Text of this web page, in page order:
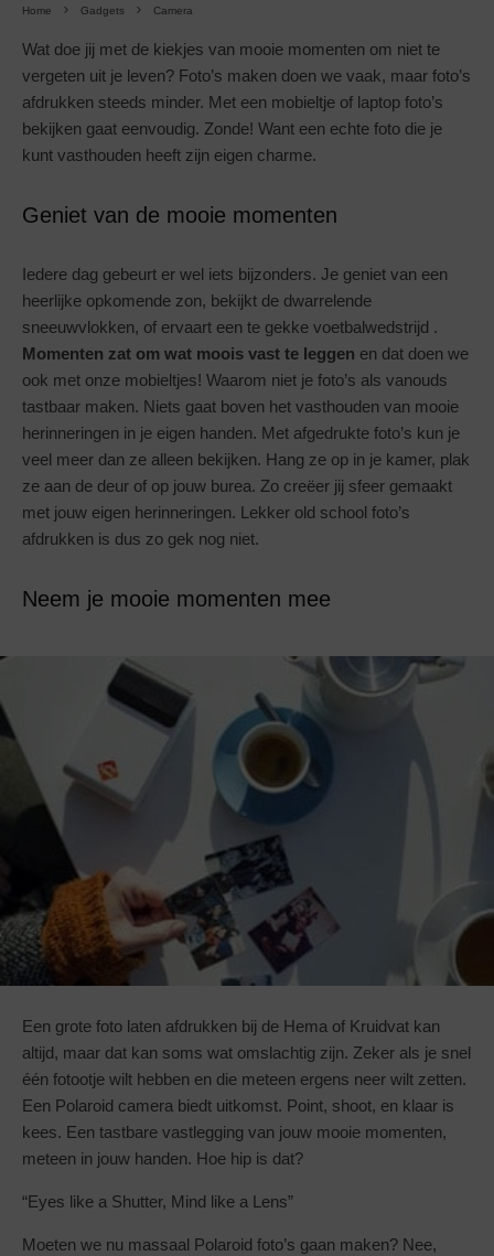
Home Gadgets Camera
Wat doe jij met de kiekjes van mooie momenten om niet te
vergeten uit je leven? Foto’s maken doen we vaak, maar foto’s
afdrukken steeds minder. Met een mobieltje of laptop foto’s
bekijken gaat eenvoudig. Zonde! Want een echte foto die je
kunt vasthouden heeft zijn eigen charme.
Geniet van de mooie momenten
Iedere dag gebeurt er wel iets bijzonders. Je geniet van een
heerlijke opkomende zon, bekijkt de dwarrelende
sneeuwvlokken, of ervaart een te gekke voetbalwedstrijd .
Momenten zat om wat moois vast te leggen en dat doen we
ook met onze mobieltjes! Waarom niet je foto’s als vanouds
tastbaar maken. Niets gaat boven het vasthouden van mooie
herinneringen in je eigen handen. Met afgedrukte foto’s kun je
veel meer dan ze alleen bekijken. Hang ze op in je kamer, plak
ze aan de deur of op jouw burea. Zo creëer jij sfeer gemaakt
met jouw eigen herinneringen. Lekker old school foto’s
afdrukken is dus zo gek nog niet.
Neem je mooie momenten mee
Een grote foto laten afdrukken bij de Hema of Kruidvat kan
altijd, maar dat kan soms wat omslachtig zijn. Zeker als je snel
één fotootje wilt hebben en die meteen ergens neer wilt zetten.
Een Polaroid camera biedt uitkomst. Point, shoot, en klaar is
kees. Een tastbare vastlegging van jouw mooie momenten,
meteen in jouw handen. Hoe hip is dat?
“Eyes like a Shutter, Mind like a Lens”
Moeten we nu massaal Polaroid foto’s gaan maken? Nee,